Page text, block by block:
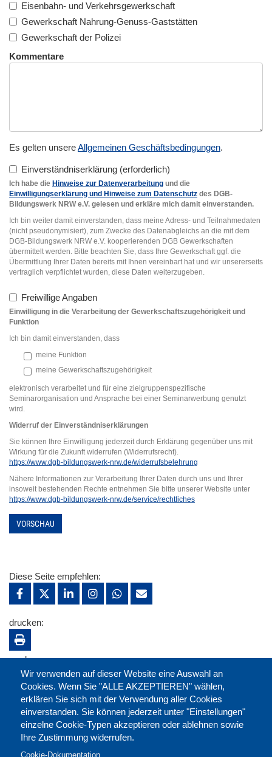
Eisenbahn- und Verkehrsgewerkschaft
Gewerkschaft Nahrung-Genuss-Gaststätten
Gewerkschaft der Polizei
Kommentare
Es gelten unsereAllgemeinen Geschäftsbedingungen.
Einverständniserklärung
Ich habe die Hinweise zur Datenverarbeitung und die
Einwilligungserklärung und Hinweise zum Datenschutz des DGB-
Bildungswerk NRW e.V. gelesen und erkläre mich damit einverstanden.
Ich bin weiter damit einverstanden, dass meine Adress- und Teilnahmedaten
(nicht pseudonymisiert), zum Zwecke des Datenabgleichs an die mit dem
DGB-Bildungswerk NRW e.V. kooperierenden DGB Gewerkschaften
übermittelt werden. Bitte beachten Sie, dass Ihre Gewerkschaft ggf. die
Übermittlung Ihrer Daten bereits mit Ihnen vereinbart hat und wir unsererseits
vertraglich verpflichtet wurden, diese Daten weiterzugeben.
Freiwillige Angaben
Einwilligung in die Verarbeitung der Gewerkschaftszugehörigkeit und
Funktion
Ich bin damit einverstanden, dass
meine Funktion
meine Gewerkschaftszugehörigkeit
elektronisch verarbeitet und für eine zielgruppenspezifische
Seminarorganisation und Ansprache bei einer Seminarwerbung genutzt
wird.
Widerruf der Einverständniserklärungen
Sie können Ihre Einwilligung jederzeit durch Erklärung gegenüber uns mit
Wirkung für die Zukunft widerrufen (Widerrufsrecht).
https://www.dgb-bildungswerk-nrw.de/widerrufsbelehrung
Nähere Informationen zur Verarbeitung Ihrer Daten durch uns und Ihrer
insoweit bestehenden Rechte entnehmen Sie bitte unserer Website unter
https://www.dgb-bildungswerk-nrw.de/service/rechtliches
VORSCHAU
Wir verwenden auf dieser Website eine Auswahl an
Cookies. Wenn Sie "ALLE AKZEPTIEREN" wählen,
erklären Sie sich mit der Verwendung aller Cookies
einverstanden. Sie können jederzeit unter "Einstellungen"
einzelne Cookie-Typen akzeptieren oder ablehnen sowie
Ihre Zustimmung widerrufen.
Cookie-Dokumentation
Diese Seite empfehlen:
drucken:
merken: